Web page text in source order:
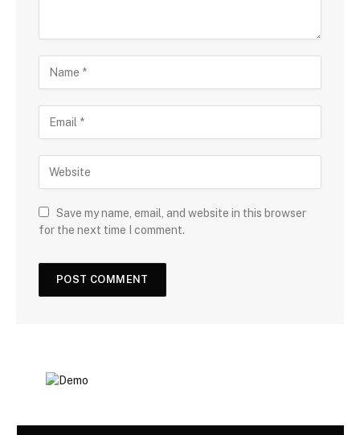
Save my name, email, and website in this browser
for the next time I comment.